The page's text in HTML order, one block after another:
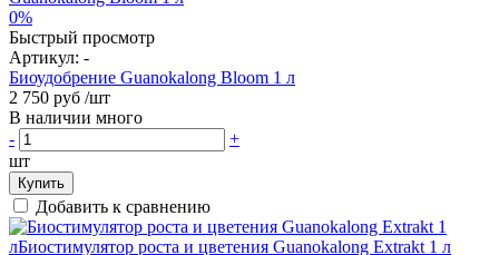
0%
Быстрый просмотр
Артикул: -
Биоудобрение Guanokalong Bloom 1 л
2 750 руб /шт
В наличии много
-
+
шт
Купить
Добавить к сравнению